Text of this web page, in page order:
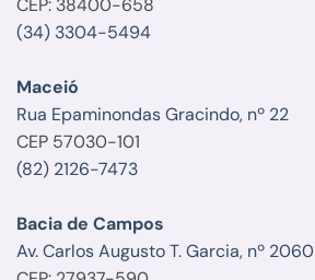
CEP: 38400-658
(34) 3304-5494
Maceió
Rua Epaminondas Gracindo, nº 22
CEP 57030-101
(82) 2126-7473
Bacia de Campos
Av. Carlos Augusto T. Garcia, nº 2060